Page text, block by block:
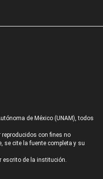
de México (UNAM), todos
con fines no
se cite la fuente completa y su
escrito de la institución.